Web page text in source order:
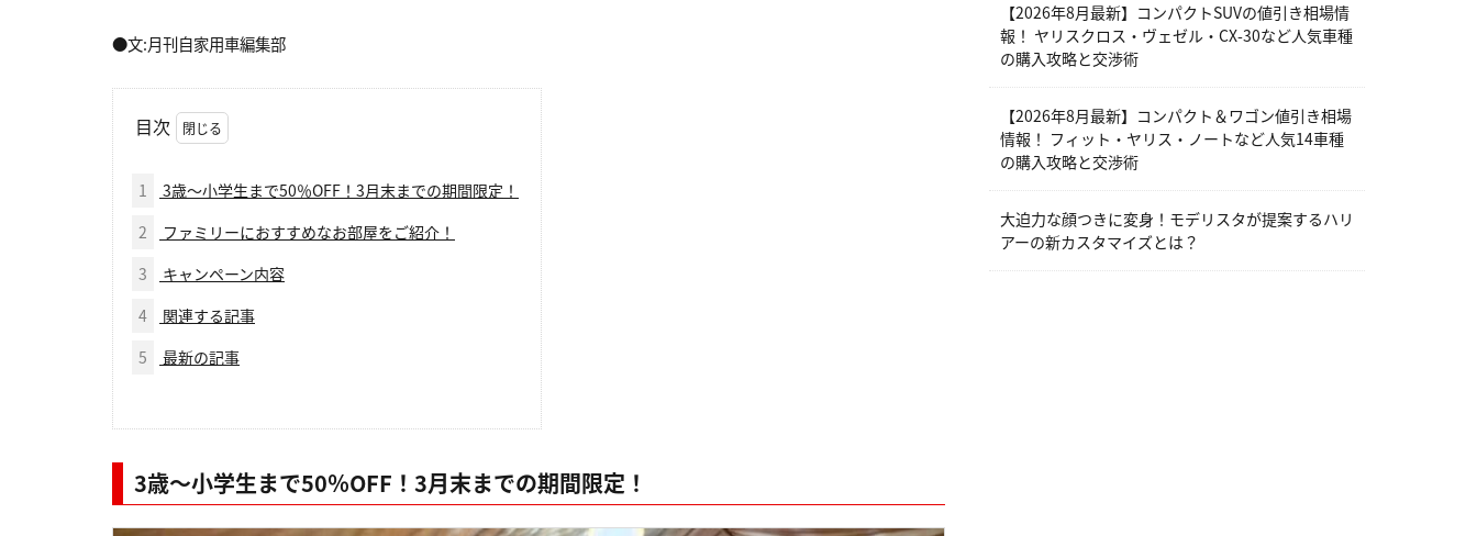
●文:月刊自家用車編集部
目次
1
3歳〜小学生まで50％OFF！3月末までの期間限定！
2
ファミリーにおすすめなお部屋をご紹介！
3
キャンペーン内容
4
関連する記事
5
最新の記事
3歳〜小学生まで50％OFF！3月末までの期間限定！
【2026年8月最新】コンパクトSUVの値引き相場情
報！ ヤリスクロス・ヴェゼル・CX-30など人気車種
の購入攻略と交渉術
【2026年8月最新】コンパクト＆ワゴン値引き相場
情報！ フィット・ヤリス・ノートなど人気14車種
の購入攻略と交渉術
大迫力な顔つきに変身！モデリスタが提案するハリ
アーの新カスタマイズとは？